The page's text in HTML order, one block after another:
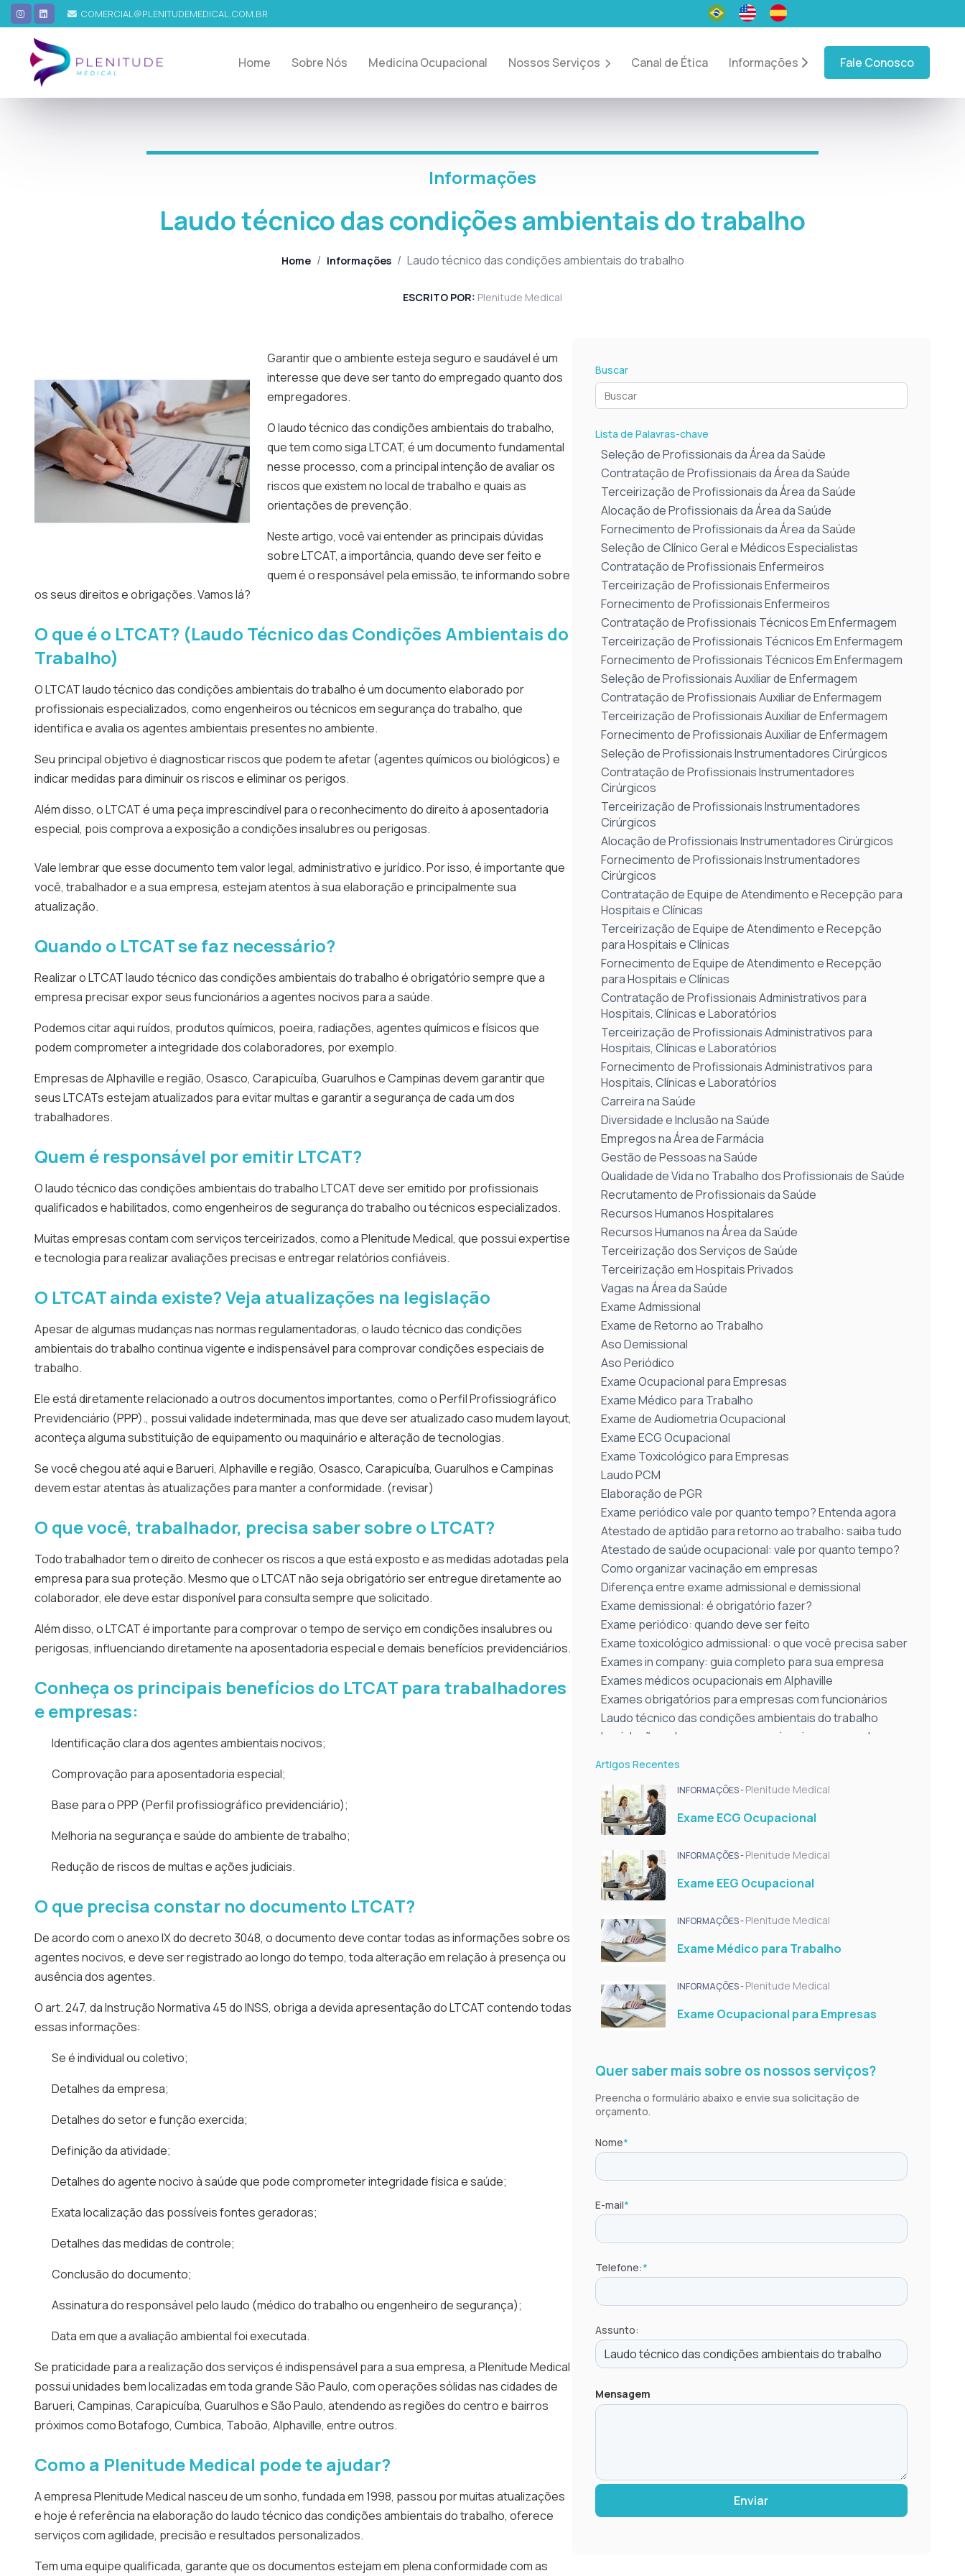
COMERCIAL@PLENITUDEMEDICAL.COM.BR
Home Sobre Nós Medicina Ocupacional Nossos Serviços Canal de Ética Informações Fale Conosco
Informações
Laudo técnico das condições ambientais do trabalho
Home / Informações / Laudo técnico das condições ambientais do trabalho
ESCRITO POR: Plenitude Medical
Garantir que o ambiente esteja seguro e saudável é um
interesse que deve ser tanto do empregado quanto dos
empregadores.
O laudo técnico das condições ambientais do trabalho,
que tem como siga LTCAT, é um documento fundamental
nesse processo, com a principal intenção de avaliar os
riscos que existem no local de trabalho e quais as
orientações de prevenção.
Neste artigo, você vai entender as principais dúvidas
sobre LTCAT, a importância, quando deve ser feito e
quem é o responsável pela emissão, te informando sobre
os seus direitos e obrigações. Vamos lá?
O que é o LTCAT? (Laudo Técnico das Condições Ambientais do
Trabalho)
O LTCAT laudo técnico das condições ambientais do trabalho é um documento elaborado por
profissionais especializados, como engenheiros ou técnicos em segurança do trabalho, que
identifica e avalia os agentes ambientais presentes no ambiente.
Seu principal objetivo é diagnosticar riscos que podem te afetar (agentes químicos ou biológicos) e
indicar medidas para diminuir os riscos e eliminar os perigos.
Além disso, o LTCAT é uma peça imprescindível para o reconhecimento do direito à aposentadoria
especial, pois comprova a exposição a condições insalubres ou perigosas.
Vale lembrar que esse documento tem valor legal, administrativo e jurídico. Por isso, é importante que
você, trabalhador e a sua empresa, estejam atentos à sua elaboração e principalmente sua
atualização.
Quando o LTCAT se faz necessário?
Realizar o LTCAT laudo técnico das condições ambientais do trabalho é obrigatório sempre que a
empresa precisar expor seus funcionários a agentes nocivos para a saúde.
Podemos citar aqui ruídos, produtos químicos, poeira, radiações, agentes químicos e físicos que
podem comprometer a integridade dos colaboradores, por exemplo.
Empresas de Alphaville e região, Osasco, Carapicuíba, Guarulhos e Campinas devem garantir que
seus LTCATs estejam atualizados para evitar multas e garantir a segurança de cada um dos
trabalhadores.
Quem é responsável por emitir LTCAT?
O laudo técnico das condições ambientais do trabalho LTCAT deve ser emitido por profissionais
qualificados e habilitados, como engenheiros de segurança do trabalho ou técnicos especializados.
Muitas empresas contam com serviços terceirizados, como a Plenitude Medical, que possui expertise
e tecnologia para realizar avaliações precisas e entregar relatórios confiáveis.
O LTCAT ainda existe? Veja atualizações na legislação
Apesar de algumas mudanças nas normas regulamentadoras, o laudo técnico das condições
ambientais do trabalho continua vigente e indispensável para comprovar condições especiais de
trabalho.
Ele está diretamente relacionado a outros documentos importantes, como o Perfil Profissiográfico
Previdenciário (PPP)., possui validade indeterminada, mas que deve ser atualizado caso mudem layout,
aconteça alguma substituição de equipamento ou maquinário e alteração de tecnologias.
Se você chegou até aqui e Barueri, Alphaville e região, Osasco, Carapicuíba, Guarulhos e Campinas
devem estar atentas às atualizações para manter a conformidade. (revisar)
O que você, trabalhador, precisa saber sobre o LTCAT?
Todo trabalhador tem o direito de conhecer os riscos a que está exposto e as medidas adotadas pela
empresa para sua proteção. Mesmo que o LTCAT não seja obrigatório ser entregue diretamente ao
colaborador, ele deve estar disponível para consulta sempre que solicitado.
Além disso, o LTCAT é importante para comprovar o tempo de serviço em condições insalubres ou
perigosas, influenciando diretamente na aposentadoria especial e demais benefícios previdenciários.
Conheça os principais benefícios do LTCAT para trabalhadores
e empresas:
Identificação clara dos agentes ambientais nocivos;
Comprovação para aposentadoria especial;
Base para o PPP (Perfil profissiográfico previdenciário);
Melhoria na segurança e saúde do ambiente de trabalho;
Redução de riscos de multas e ações judiciais.
O que precisa constar no documento LTCAT?
De acordo com o anexo IX do decreto 3048, o documento deve contar todas as informações sobre os
agentes nocivos, e deve ser registrado ao longo do tempo, toda alteração em relação à presença ou
ausência dos agentes.
O art. 247, da Instrução Normativa 45 do INSS, obriga a devida apresentação do LTCAT contendo todas
essas informações:
Se é individual ou coletivo;
Detalhes da empresa;
Detalhes do setor e função exercida;
Definição da atividade;
Detalhes do agente nocivo à saúde que pode comprometer integridade física e saúde;
Exata localização das possíveis fontes geradoras;
Detalhes das medidas de controle;
Conclusão do documento;
Assinatura do responsável pelo laudo (médico do trabalho ou engenheiro de segurança);
Data em que a avaliação ambiental foi executada.
Se praticidade para a realização dos serviços é indispensável para a sua empresa, a Plenitude Medical
possui unidades bem localizadas em toda grande São Paulo, com operações sólidas nas cidades de
Barueri, Campinas, Carapicuíba, Guarulhos e São Paulo, atendendo as regiões do centro e bairros
próximos como Botafogo, Cumbica, Taboão, Alphaville, entre outros.
Como a Plenitude Medical pode te ajudar?
A empresa Plenitude Medical nasceu de um sonho, fundada em 1998, passou por muitas atualizações
e hoje é referência na elaboração do laudo técnico das condições ambientais do trabalho, oferece
serviços com agilidade, precisão e resultados personalizados.
Tem uma equipe qualificada, garante que os documentos estejam em plena conformidade com as
Buscar
Lista de Palavras-chave
Seleção de Profissionais da Área da Saúde
Contratação de Profissionais da Área da Saúde
Terceirização de Profissionais da Área da Saúde
Alocação de Profissionais da Área da Saúde
Fornecimento de Profissionais da Área da Saúde
Seleção de Clínico Geral e Médicos Especialistas
Contratação de Profissionais Enfermeiros
Terceirização de Profissionais Enfermeiros
Fornecimento de Profissionais Enfermeiros
Contratação de Profissionais Técnicos Em Enfermagem
Terceirização de Profissionais Técnicos Em Enfermagem
Fornecimento de Profissionais Técnicos Em Enfermagem
Seleção de Profissionais Auxiliar de Enfermagem
Contratação de Profissionais Auxiliar de Enfermagem
Terceirização de Profissionais Auxiliar de Enfermagem
Fornecimento de Profissionais Auxiliar de Enfermagem
Seleção de Profissionais Instrumentadores Cirúrgicos
Contratação de Profissionais Instrumentadores
Cirúrgicos
Terceirização de Profissionais Instrumentadores
Cirúrgicos
Alocação de Profissionais Instrumentadores Cirúrgicos
Fornecimento de Profissionais Instrumentadores
Cirúrgicos
Contratação de Equipe de Atendimento e Recepção para
Hospitais e Clínicas
Terceirização de Equipe de Atendimento e Recepção
para Hospitais e Clínicas
Fornecimento de Equipe de Atendimento e Recepção
para Hospitais e Clínicas
Contratação de Profissionais Administrativos para
Hospitais, Clínicas e Laboratórios
Terceirização de Profissionais Administrativos para
Hospitais, Clínicas e Laboratórios
Fornecimento de Profissionais Administrativos para
Hospitais, Clínicas e Laboratórios
Carreira na Saúde
Diversidade e Inclusão na Saúde
Empregos na Área de Farmácia
Gestão de Pessoas na Saúde
Qualidade de Vida no Trabalho dos Profissionais de Saúde
Recrutamento de Profissionais da Saúde
Recursos Humanos Hospitalares
Recursos Humanos na Área da Saúde
Terceirização dos Serviços de Saúde
Terceirização em Hospitais Privados
Vagas na Área da Saúde
Exame Admissional
Exame de Retorno ao Trabalho
Aso Demissional
Aso Periódico
Exame Ocupacional para Empresas
Exame Médico para Trabalho
Exame de Audiometria Ocupacional
Exame ECG Ocupacional
Exame Toxicológico para Empresas
Laudo PCM
Elaboração de PGR
Exame periódico vale por quanto tempo? Entenda agora
Atestado de aptidão para retorno ao trabalho: saiba tudo
Atestado de saúde ocupacional: vale por quanto tempo?
Como organizar vacinação em empresas
Diferença entre exame admissional e demissional
Exame demissional: é obrigatório fazer?
Exame periódico: quando deve ser feito
Exame toxicológico admissional: o que você precisa saber
Exames in company: guia completo para sua empresa
Exames médicos ocupacionais em Alphaville
Exames obrigatórios para empresas com funcionários
Laudo técnico das condições ambientais do trabalho
Legislação sobre exames ocupacionais: o que mudou em
Medicina do Trabalho em Alphaville
Medicina do Trabalho In Company
Medicina do Trabalho para Pequenas Empresas
O que deve conter no laudo ergonômico? Saiba tudo!
O que é PCMSO e para que serve?
Posso fazer exame demissional em qualquer lugar?
Quais são os exames obrigatórios do PCMSO? Descubra
Quando o LTCAT é obrigatório
Quantos exames ocupacionais uma empresa deve fazer
por ano?
sobre
Vacinação in Company: como aplicar nas empresas
Aso Admissional
Aso Exame Ocupacional
Laudo LTCAT
Exame de Acuidade Visual
Laudo Ergonômico
Exames Laboratoriais Admissionais
Exame Periódico Ocupacional
Artigos Recentes
INFORMAÇÕES -Plenitude Medical
Exame ECG Ocupacional
INFORMAÇÕES -Plenitude Medical
Exame EEG Ocupacional
INFORMAÇÕES -Plenitude Medical
Exame Médico para Trabalho
INFORMAÇÕES -Plenitude Medical
Exame Ocupacional para Empresas
Quer saber mais sobre os nossos serviços?
Preencha o formulário abaixo e envie sua solicitação de
orçamento.
Nome*
E-mail*
Telefone:*
Assunto:
Mensagem
Enviar